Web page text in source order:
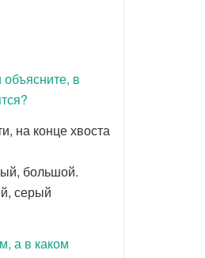
в
на конце хвоста
большой.
серый
а в каком